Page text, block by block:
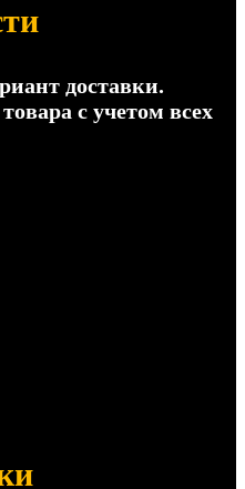
доставки.
с учетом всех